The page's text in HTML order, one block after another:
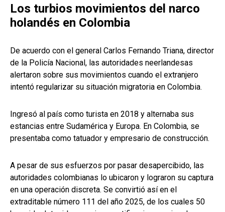
Los turbios movimientos del narco
holandés en Colombia
De acuerdo con el general Carlos Fernando Triana, director
de la Policía Nacional, las autoridades neerlandesas
alertaron sobre sus movimientos cuando el extranjero
intentó regularizar su situación migratoria en Colombia.
Ingresó al país como turista en 2018 y alternaba sus
estancias entre Sudamérica y Europa. En Colombia, se
presentaba como tatuador y empresario de construcción.
A pesar de sus esfuerzos por pasar desapercibido, las
autoridades colombianas lo ubicaron y lograron su captura
en una operación discreta. Se convirtió así en el
extraditable número 111 del año 2025, de los cuales 50